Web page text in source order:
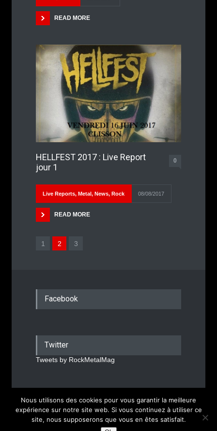
READ MORE
HELLFEST 2017 : Live Report
jour 1
0
Live Reports, Metal , News, Rock 08/08/2017
READ MORE
1 2 3
Facebook
Twitter
Tweets by RockMetalMag
Rock Metal Mag © 2026
Nous utilisons des cookies pour vous garantir la meilleure
expérience sur notre site web. Si vous continuez à utiliser ce
site, nous supposerons que vous en êtes satisfait.